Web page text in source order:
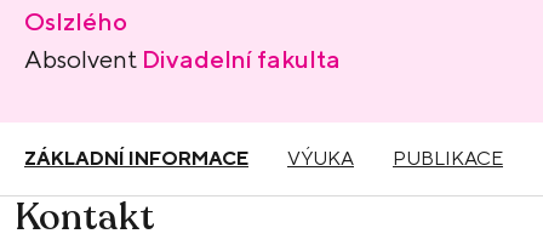
Oslzlého
Absolvent Divadelní fakulta
ZÁKLADNÍ INFORMACE VÝUKA PUBLIKACE
Kontakt